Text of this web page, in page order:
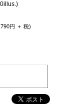
円 ＋ 税)